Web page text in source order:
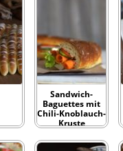
Sandwich-
Baguettes mit
Chili-Knoblauch-
Kruste